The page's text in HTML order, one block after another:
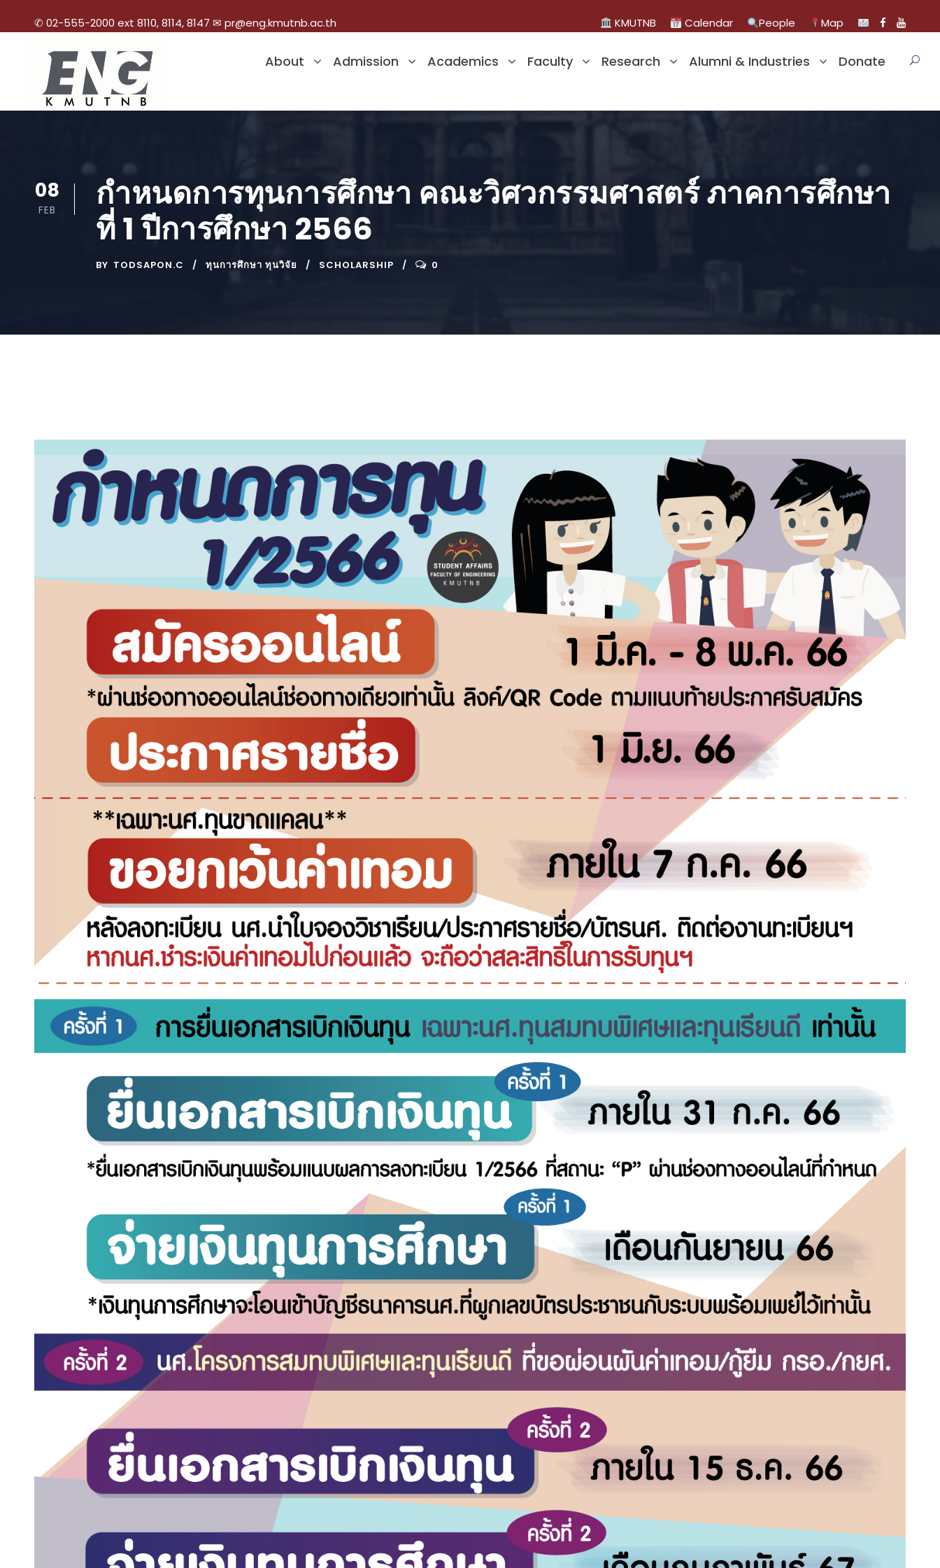
✆ 02-555-2000 ext 8110, 8114, 8147 ✉ pr@eng.kmutnb.ac.th KMUTNB Calendar People Map
About Admission Academics Faculty Research Alumni & Industries Donate
08
FEB
กำหนดการทุนการศึกษา คณะวิศวกรรมศาสตร์ ภาคการศึกษา
ที่ 1 ปีการศึกษา 2566
BY TODSAPON.C ทุนการศึกษา ทุนวิจัย SCHOLARSHIP 0